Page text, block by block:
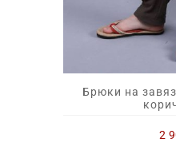
Брюки на
2